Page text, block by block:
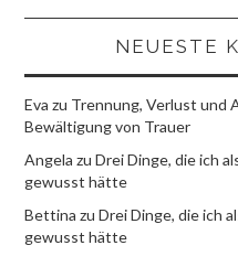
NEUESTE
Eva zu Trennung, Verlust und
Bewältigung von Trauer
Angela zuDrei Dinge, die ich
gewusst hätte
Bettina zuDrei Dinge, die ich
gewusst hätte